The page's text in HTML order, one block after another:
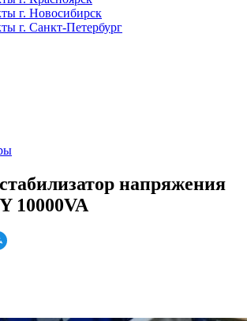
г. Новосибирск
г. Санкт-Петербург
напряжения
10000VA